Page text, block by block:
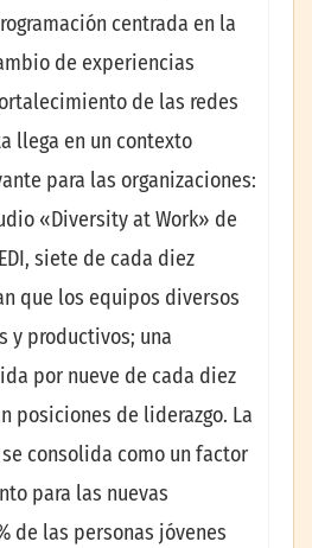
centrada en la
de experiencias
de las redes
llega en un contexto
para las organizaciones:
«Diversity at Work» de
siete de cada diez
que los equipos diversos
y productivos; una
por nueve de cada diez
posiciones de liderazgo. La
consolida como un factor
para las nuevas
de las personas jóvenes